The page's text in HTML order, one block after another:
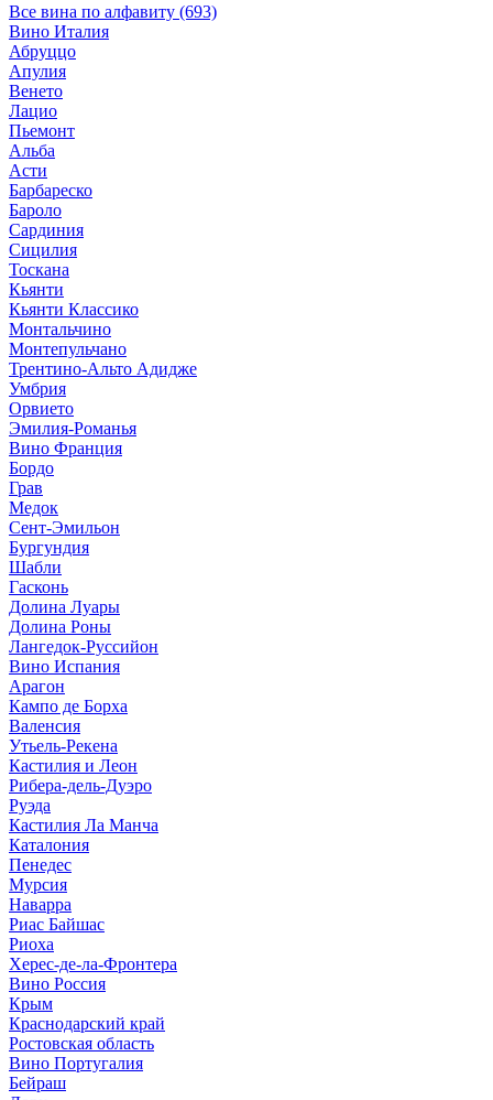
Все вина по алфавиту (693)
Вино Италия
Абруццо
Апулия
Венето
Лацио
Пьемонт
Альба
Асти
Барбареско
Бароло
Сардиния
Сицилия
Тоскана
Кьянти
Кьянти Классико
Монтальчино
Монтепульчано
Трентино-Альто Адидже
Умбрия
Орвието
Эмилия-Романья
Вино Франция
Бордо
Грав
Медок
Сент-Эмильон
Бургундия
Шабли
Гасконь
Долина Луары
Долина Роны
Лангедок-Руссийон
Вино Испания
Арагон
Кампо де Борха
Валенсия
Утьель-Рекена
Кастилия и Леон
Рибера-дель-Дуэро
Руэда
Кастилия Ла Манча
Каталония
Пенедес
Мурсия
Наварра
Риас Байшас
Риоха
Херес-де-ла-Фронтера
Вино Россия
Крым
Краснодарский край
Ростовская область
Вино Португалия
Бейраш